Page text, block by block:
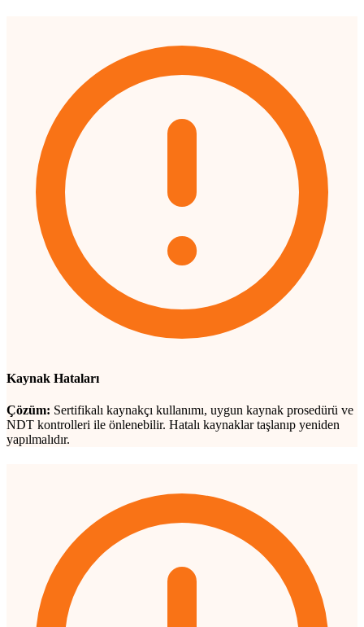
Kaynak Hataları
Çözüm: Sertifikalı kaynakçı kullanımı, uygun kaynak prosedürü ve
NDT kontrolleri ile önlenebilir. Hatalı kaynaklar taşlanıp yeniden
yapılmalıdır.